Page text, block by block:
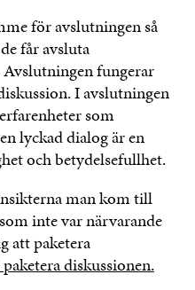
för avslutningen så
får avsluta
fungerar
I avslutningen
som
lyckad dialog är en
och betydelsefullhet.
man kom till
inte var närvarande
att paketera
diskussionen.